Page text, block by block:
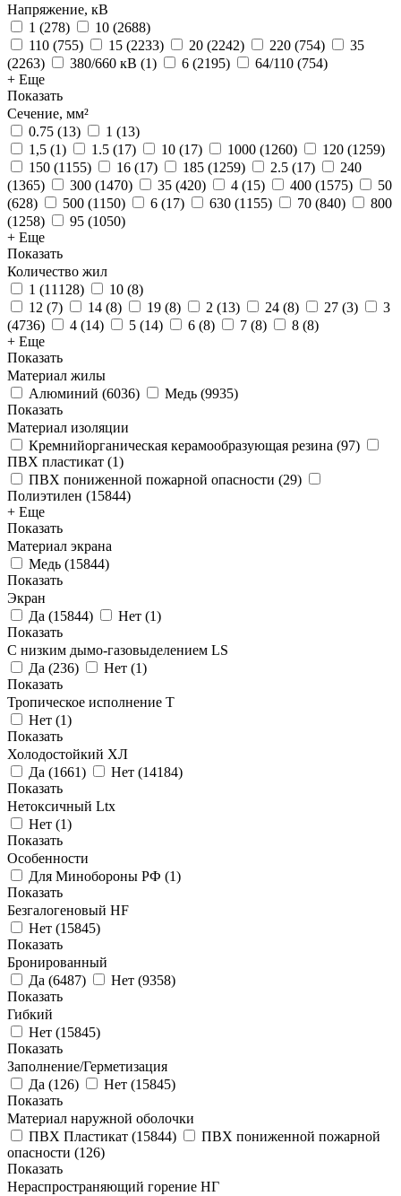
Напряжение, кВ
1 (278) 10 (2688)
110 (755) 15 (2233) 20 (2242) 220 (754)
35
(2263) 380/660 кВ (1) 6 (2195) 64/110 (754)
+ Еще
Показать
Сечение, мм²
0.75 (13) 1 (13)
1,5 (1) 1.5 (17) 10 (17) 1000 (1260) 120 (1259)
150 (1155) 16 (17) 185 (1259) 2.5 (17)
240
(1365) 300 (1470) 35 (420) 4 (15) 400 (1575)
50
(628) 500 (1150) 6 (17) 630 (1155) 70 (840)
800
(1258) 95 (1050)
+ Еще
Показать
Количество жил
1 (11128) 10 (8)
12 (7) 14 (8) 19 (8) 2 (13) 24 (8) 27 (3)
3
(4736) 4 (14) 5 (14) 6 (8) 7 (8) 8 (8)
+ Еще
Показать
Материал жилы
Алюминий (6036) Медь (9935)
Показать
Материал изоляции
Кремнийорганическая керамообразующая резина (97)
ПВХ пластикат (1)
ПВХ пониженной пожарной опасности (29)
Полиэтилен (15844)
+ Еще
Показать
Материал экрана
Медь (15844)
Показать
Экран
Да (15844) Нет (1)
Показать
С низким дымо-газовыделением LS
Да (236) Нет (1)
Показать
Тропическое исполнение Т
Нет (1)
Показать
Холодостойкий ХЛ
Да (1661) Нет (14184)
Показать
Нетоксичный Ltx
Нет (1)
Показать
Особенности
Для Минобороны РФ (1)
Показать
Безгалогеновый HF
Нет (15845)
Показать
Бронированный
Да (6487) Нет (9358)
Показать
Гибкий
Нет (15845)
Показать
Заполнение/Герметизация
Да (126) Нет (15845)
Показать
Материал наружной оболочки
ПВХ Пластикат (15844)
ПВХ пониженной пожарной
опасности (126)
Показать
Нераспространяющий горение НГ